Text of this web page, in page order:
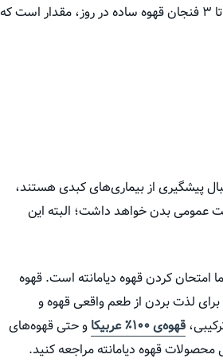
افزودنی‌های پرکالری و شیرین است که تجمع چربی در کبد را تسریع می‌کنند. معمولاً مصرف ۲ تا ۳ فنجان قهوه ساده در روز، مقدار است که
پیشگیری از بیماری‌های کبدی هستند،
عمومی بدن خواهد داشت؛ البته این
امتحان کردن قهوه دیامانته است. قهوه
برای لذت بردن از طعم واقعی قهوه و
قهوه‌ی ۱۰۰٪ عربیکا
و حتی قهوه‌های
قهوه دیامانته مراجعه کنید.